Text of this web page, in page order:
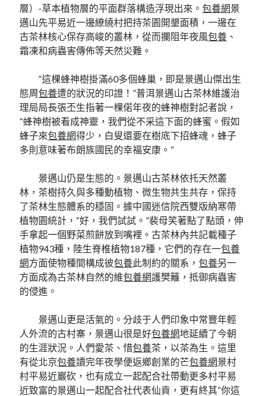
層）-草本植物層的平面群落構造浮現出來。包養網景
邁山先平易近一邊繚繞村把持茶園開墾面積，一邊在
古茶林核心保存高峻的叢林，從而攔阻年夜風包養 、
霜凍和病蟲害傳佈等天然災難。
“這棵蜂神樹掛滿60多個蜂巢，即是景邁山傑出生
態周包養遭的狀況的印證！”普洱景邁山古茶林維護治
理局局長張丕生指著一棵偌年夜的蜂神樹對記者說，
“蜂神樹被看成神靈，我們從不采這下面的蜂蜜。假如
蜂子來包養網得少，白叟還要在樹底下招蜂魂，蜂子
多則意味著布朗族國民的幸福安康。”
景邁山仍是生態的。景邁山古茶林依托天然叢
林，茶樹持久與多種動植物、微生物共生共存，保持
了茶林生態體系的穩固。據中國迷信院西雙版納寒帶
植物園統計，“好，我們試試。”裴母笑著點了點頭，伸
手拿起一個野菜煎餅放到嘴裡。古茶林內共記載種子
植物943種，陸生脊椎植物187種，它們的存在一包養
網方面使物種間構成彼包養此制約的關系，包養另一
方面成為古茶林自然的維包養網護樊籬，抵御病蟲害
的侵進。
景邁山更是活氣的。分歧于人們印象中常豐年輕
人外流的古村寨，景邁山很是好包養網地延續了今朝
的生涯狀況。人們愛茶、惜包養茶，以茶為生。這里
有從北京包養讀完年夜學便返鄉創業的芒包養網景村
村平易近巖砍，也有成立一起配合社帶動更多村平易
近致富的景邁山一起配合社代表仙貢，更有終其“你這